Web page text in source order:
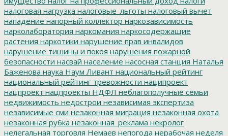
налоговая нагрузка налоговые_льготы налоговый вычет
нападение напорный коллектор наркозависимость
нарколаборатория наркомания наркосодержащие
растения наркотики нарушение прав инвалидов
нарушение тишины и покоя нарушения пожарной
безопасности насвай население насосная станция Наталья
Баженова наука Наум Ливант национальный рейтинг
национальный рейтинг тревожности наципроект
нацпроект нацпроекты НДФЛ неблагополучные семьи
недвижимость недострои независимая экспертиза
независимые сми незаконная миграция незаконная охота
незаконная рубка незаконная_реклама некролог
нелегальная торговля Немаев непогода нерабочая неделя